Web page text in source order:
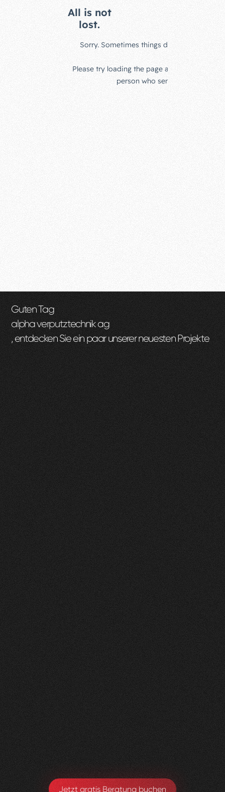
Guten Tag
alpha verputztechnik ag
, entdecken Sie ein paar unserer neuesten Projekte
Jetzt gratis Beratung buchen